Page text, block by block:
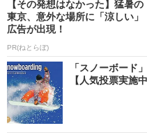
【その発想はなかった】猛暑の
東京、意外な場所に「涼しい」
広告が出現！
PR(ねとらぼ)
「スノーボード
【人気投票実施中